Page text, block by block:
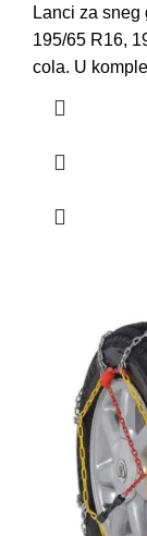
Lanci za
195/65 R16,
cola. U